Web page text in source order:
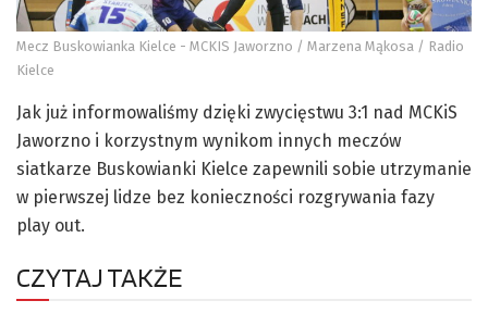
Mecz Buskowianka Kielce - MCKIS Jaworzno / Marzena Mąkosa / Radio
Kielce
Jak już informowaliśmy dzięki zwycięstwu 3:1 nad MCKiS
Jaworzno i korzystnym wynikom innych meczów
siatkarze Buskowianki Kielce zapewnili sobie utrzymanie
w pierwszej lidze bez konieczności rozgrywania fazy
play out.
CZYTAJ TAKŻE